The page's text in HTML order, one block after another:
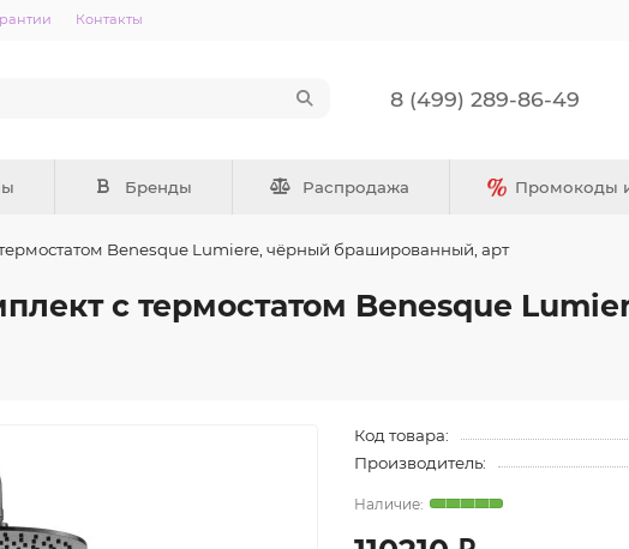
Контакты
8 (499) 289-86-49
Бренды Распродажа Промокоды
Benesque Lumiere, чёрный брашированный, арт
с термостатом Benesque
Код товара:
Производитель: